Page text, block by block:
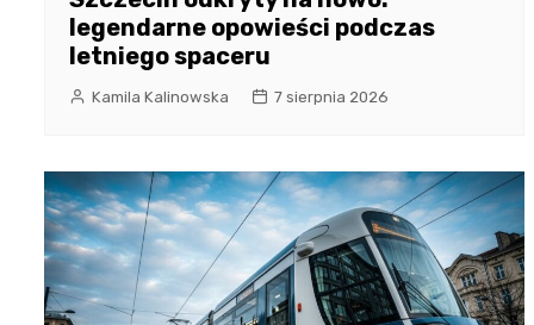
legendarne opowieści podczas
letniego spaceru
Kamila Kalinowska 7 sierpnia 2026